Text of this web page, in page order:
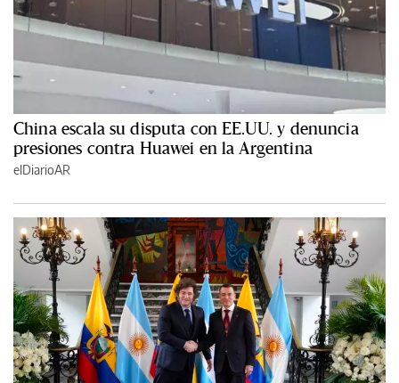
China escala su disputa con EE.UU. y denuncia
presiones contra Huawei en la Argentina
elDiarioAR